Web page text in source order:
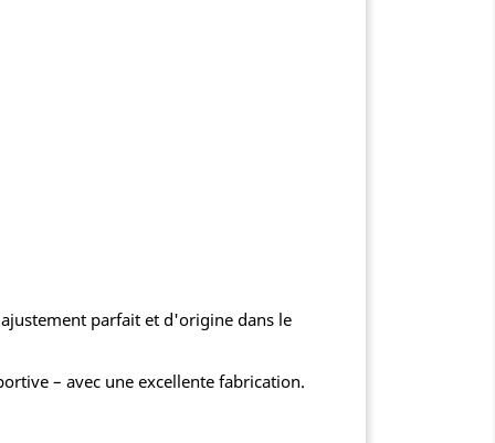
parfait et d'origine dans le
– avec une excellente fabrication.